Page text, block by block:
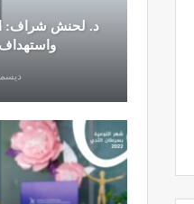
د. لحنش شراف:
واستهداف
ديسمبر 11,